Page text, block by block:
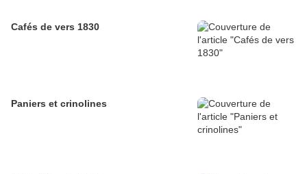
Cafés de vers 1830
Paniers et crinolines